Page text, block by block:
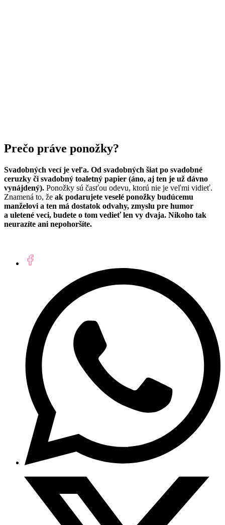
Prečo práve ponožky?
Svadobných vecí je veľa. Od svadobných šiat po svadobné
ceruzky či svadobný toaletný papier (áno, aj ten je už dávno
vynájdený). Ponožky sú časťou odevu, ktorú nie je veľmi vidieť.
Znamená to, že ak podarujete veselé ponožky budúcemu
manželovi a ten má dostatok odvahy, zmyslu pre humor
a uletené veci, budete o tom vedieť len vy dvaja. Nikoho tak
neurazíte ani nepohoršíte.